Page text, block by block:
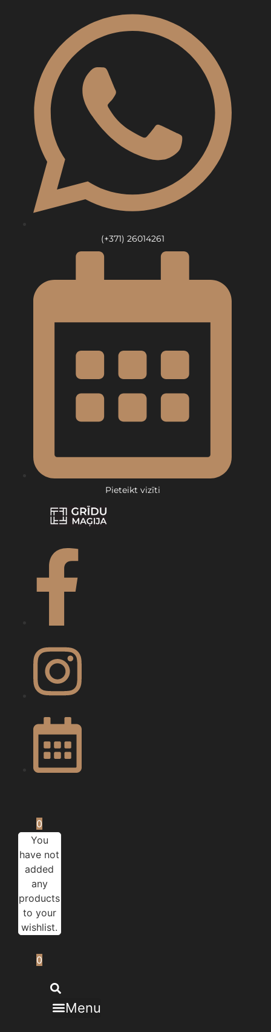
(+371) 26014261
Pieteikt vizīti
0
You
have not
added
any
products
to your
wishlist.
0
Menu